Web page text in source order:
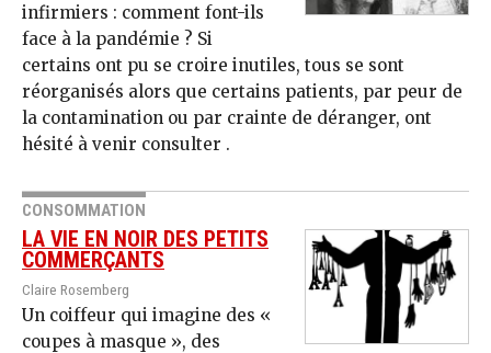
infirmiers : comment font-ils
face à la pandémie ? Si
certains ont pu se croire inutiles, tous se sont
réorganisés alors que certains patients, par peur de
la contamination ou par crainte de déranger, ont
hésité à venir consulter .
CONSOMMATION
LA VIE EN NOIR DES PETITS
COMMERÇANTS
Claire Rosemberg
Un coiffeur qui imagine des «
coupes à masque », des